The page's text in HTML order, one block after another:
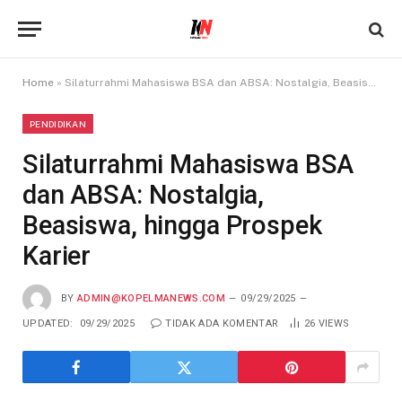
Home » Silaturrahmi Mahasiswa BSA dan ABSA: Nostalgia, Beasiswa, hingga Prospek Karier
PENDIDIKAN
Silaturrahmi Mahasiswa BSA
dan ABSA: Nostalgia,
Beasiswa, hingga Prospek
Karier
BY ADMIN@KOPELMANEWS.COM 09/29/2025
UPDATED: 09/29/2025 TIDAK ADA KOMENTAR 26 VIEWS